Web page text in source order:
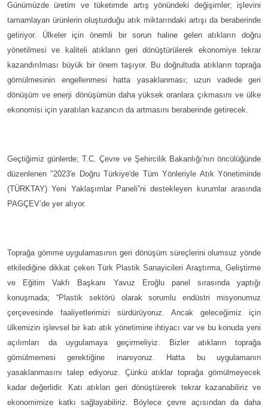
Günümüzde üretim ve tüketimde artış yönündeki değişimler; işlevini
tamamlayan ürünlerin oluşturduğu atık miktarındaki artışı da beraberinde
getiriyor. Ülkeler için önemli bir sorun haline gelen atıkların doğru
yönetilmesi ve kaliteli atıkların geri dönüştürülerek ekonomiye tekrar
kazandırılması büyük bir önem taşıyor. Bu doğrultuda atıkların toprağa
gömülmesinin engellenmesi hatta yasaklanması; uzun vadede geri
dönüşüm ve enerji dönüşümün daha yüksek oranlara çıkmasını ve ülke
ekonomisi için yaratılan kazancın da artmasını beraberinde getirecek.
Geçtiğimiz günlerde; T.C. Çevre ve Şehircilik Bakanlığı'nın öncülüğünde
düzenlenen "2023'e Doğru Türkiye'de Tüm Yönleriyle Atık Yönetiminde
(TÜRKTAY) Yeni Yaklaşımlar Paneli”ni destekleyen kurumlar arasında
PAGÇEV’de yer alıyor.
Toprağa gömme uygulamasının geri dönüşüm süreçlerini olumsuz yönde
etkilediğine dikkat çeken Türk Plastik Sanayicileri Araştırma, Geliştirme
ve Eğitim Vakfı Başkanı Yavuz Eroğlu panel sırasında yaptığı
konuşmada; “Plastik sektörü olarak sorumlu endüstri misyonumuz
çerçevesinde faaliyetlerimizi sürdürüyoruz. Ancak geleceğimiz için
ülkemizin işlevsel bir katı atık yönetimine ihtiyacı var ve bu konuda yeni
açılımları da uygulamaya geçirmeliyiz. Bizler atıkların toprağa
gömülmemesi gerektiğine inanıyoruz. Hatta bu uygulamanın
yasaklanmasını talep ediyoruz. Çünkü atıklar toprağa gömülmeyecek
kadar değerlidir. Katı atıkları geri dönüştürerek tekrar kazanabiliriz ve
ekonomimize katkı sağlayabiliriz. Böylece çevre açısından da daha